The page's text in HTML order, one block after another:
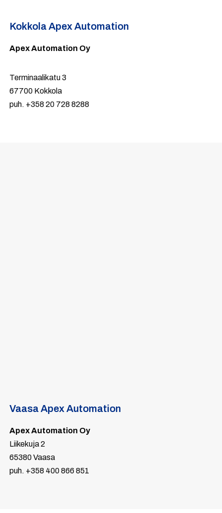
Kokkola Apex Automation
Apex Automation Oy
Terminaalikatu 3
67700 Kokkola
puh. +358 20 728 8288
Vaasa Apex Automation
Apex Automation Oy
Liikekuja 2
65380 Vaasa
puh. +358 400 866 851